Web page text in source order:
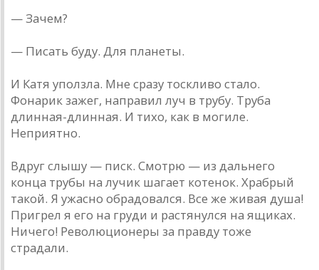
— Зачем?
— Писать буду. Для планеты.
И Катя уползла. Мне сразу тоскливо стало.
Фонарик зажег, направил луч в трубу. Труба
длинная-длинная. И тихо, как в могиле.
Неприятно.
Вдруг слышу — писк. Смотрю — из дальнего
конца трубы на лучик шагает котенок. Храбрый
такой. Я ужасно обрадовался. Все же живая душа!
Пригрел я его на груди и растянулся на ящиках.
Ничего! Революционеры за правду тоже
страдали.